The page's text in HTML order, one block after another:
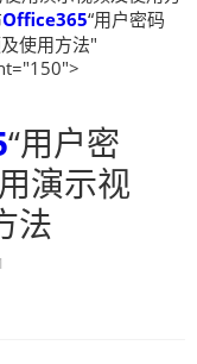
Office365“用户密码
使用方法"
“用户密
演示视
法